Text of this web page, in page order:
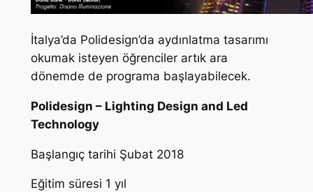
İtalya’da Polidesign’da aydınlatma tasarımı
okumak isteyen öğrenciler artık ara
dönemde de programa başlayabilecek.
Polidesign – Lighting Design and Led
Technology
Başlangıç tarihi Şubat 2018
Eğitim süresi 1 yıl